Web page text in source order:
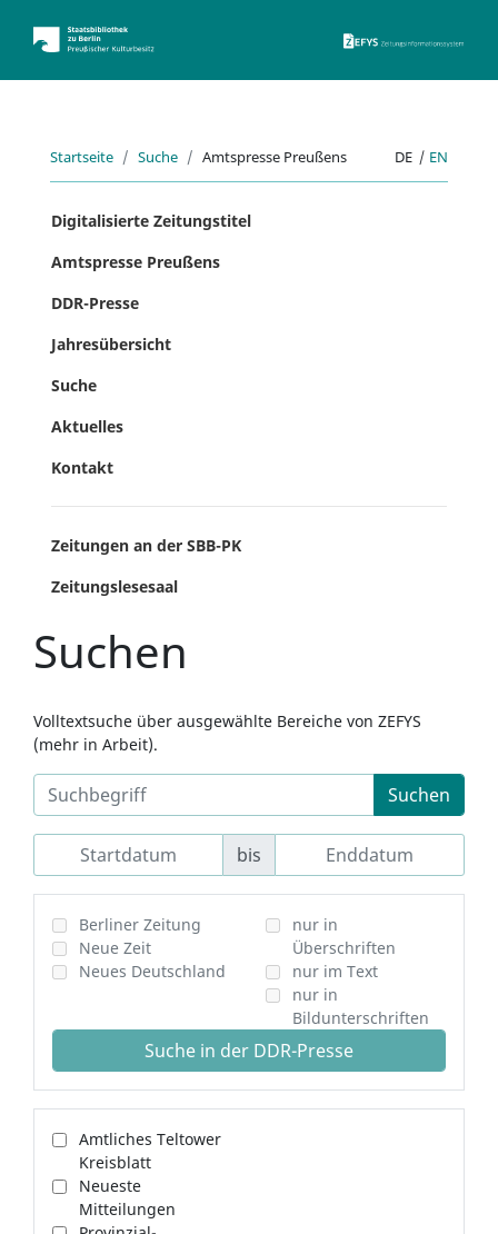
Startseite Suche Amtspresse Preußens DE | EN
Digitalisierte Zeitungstitel
Amtspresse Preußens
DDR-Presse
Jahresübersicht
Suche
Aktuelles
Kontakt
Zeitungen an der SBB-PK
Zeitungslesesaal
Suchen
Volltextsuche über ausgewählte Bereiche von ZEFYS
(mehr in Arbeit).
Suchen
bis
Berliner Zeitung
Neue Zeit
Neues Deutschland
nur in
Überschriften
nur im Text
nur in
Bildunterschriften
Suche in der DDR-Presse
Amtliches Teltower
Kreisblatt
Neueste
Mitteilungen